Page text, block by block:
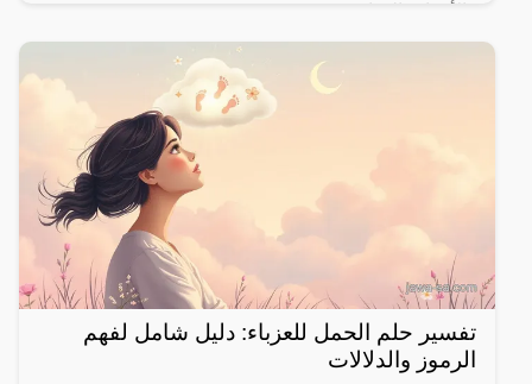
تفسير حلم الحمل للعزباء: دليل شامل لفهم
الرموز والدلالات